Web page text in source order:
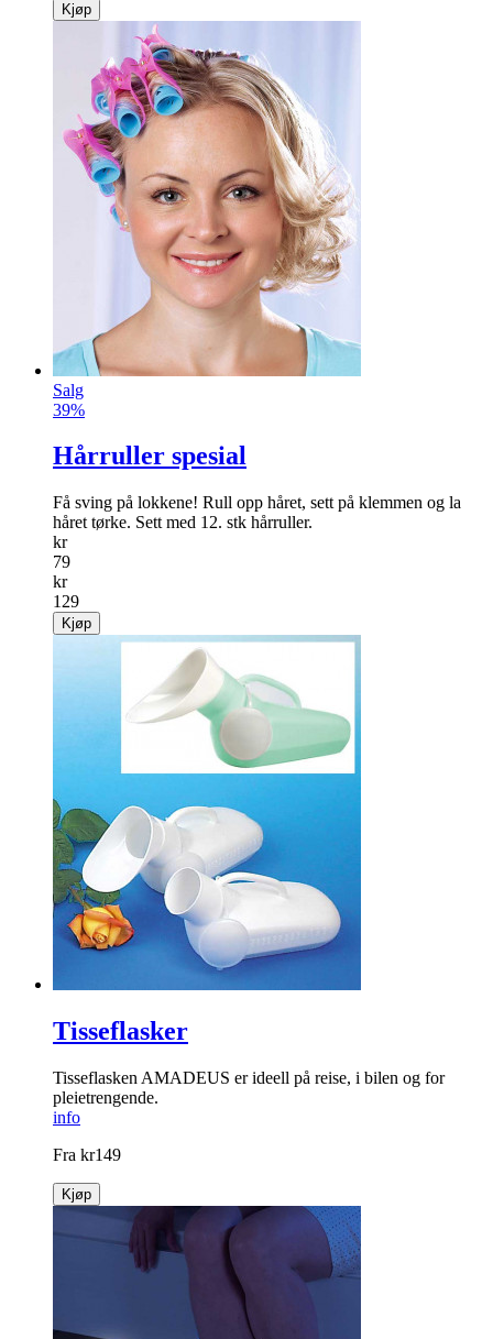
Kjøp
Salg
39%
Hårruller spesial
Få sving på lokkene! Rull opp håret, sett på klemmen og la
håret tørke. Sett med 12. stk hårruller.
kr
79
kr
129
Kjøp
Tisseflasker
Tisseflasken AMADEUS er ideell på reise, i bilen og for
pleietrengende.
info
Fra kr149
Kjøp